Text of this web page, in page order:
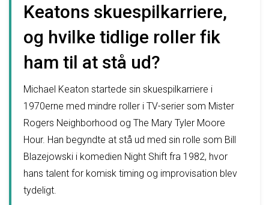
Keatons skuespilkarriere,
og hvilke tidlige roller fik
ham til at stå ud?
Michael Keaton startede sin skuespilkarriere i
1970erne med mindre roller i TV-serier som Mister
Rogers Neighborhood og The Mary Tyler Moore
Hour. Han begyndte at stå ud med sin rolle som Bill
Blazejowski i komedien Night Shift fra 1982, hvor
hans talent for komisk timing og improvisation blev
tydeligt.